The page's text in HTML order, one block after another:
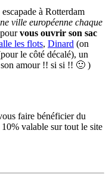
à Rotterdam
ville européenne chaque
pourvous ouvrir son sac
les flots, Dinard (on
le côté décalé), un
amour !! si si !! 🙂 )
faire bénéficier du
10% valable sur tout le site